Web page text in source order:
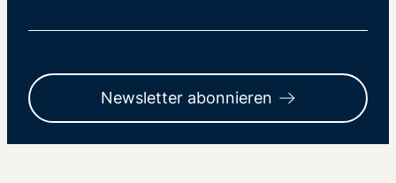
Newsletter abonnieren